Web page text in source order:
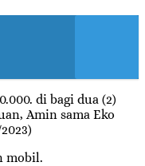
di bagi dua (2)
Amin sama Eko
mobil.